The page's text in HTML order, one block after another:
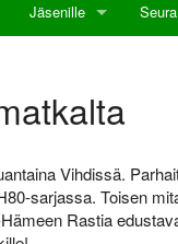
Jäsenille Seura
Vihdissä.
sarjassa. Toisen
Rastia